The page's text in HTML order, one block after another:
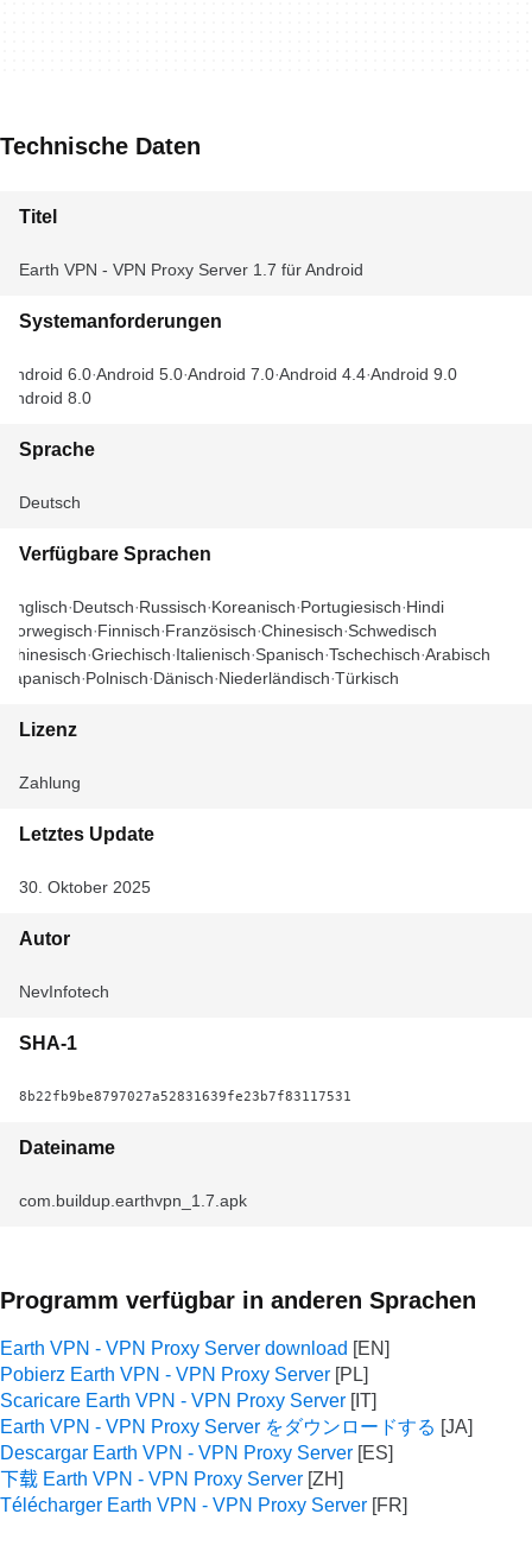
Technische Daten
Titel
Earth VPN - VPN Proxy Server 1.7 für Android
Systemanforderungen
Android 6.0 Android 5.0 Android 7.0 Android 4.4 Android 9.0
Android 8.0
Sprache
Deutsch
Verfügbare Sprachen
Englisch Deutsch Russisch Koreanisch Portugiesisch Hindi
Norwegisch Finnisch Französisch Chinesisch Schwedisch
Chinesisch Griechisch Italienisch Spanisch Tschechisch Arabisch
Japanisch Polnisch Dänisch Niederländisch Türkisch
Lizenz
Zahlung
Letztes Update
30. Oktober 2025
Autor
NevInfotech
SHA-1
8b22fb9be8797027a52831639fe23b7f83117531
Dateiname
com.buildup.earthvpn_1.7.apk
Programm verfügbar in anderen Sprachen
Earth VPN - VPN Proxy Server download
Pobierz Earth VPN - VPN Proxy Server
Scaricare Earth VPN - VPN Proxy Server
Earth VPN - VPN Proxy Server をダウンロードする
Descargar Earth VPN - VPN Proxy Server
下载 Earth VPN - VPN Proxy Server
Télécharger Earth VPN - VPN Proxy Server